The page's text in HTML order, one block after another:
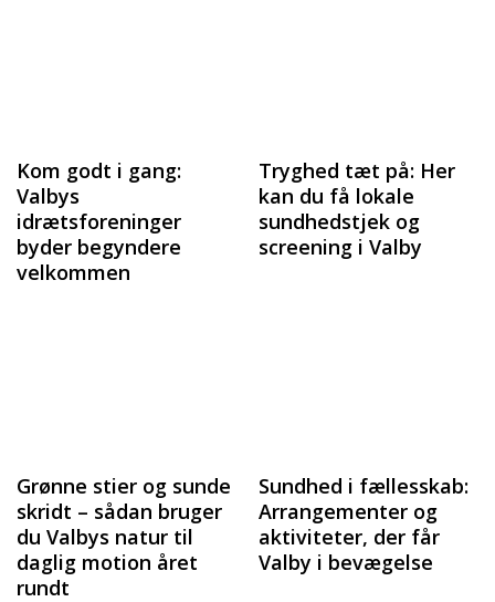
Kom godt i gang:
Valbys
idrætsforeninger
byder begyndere
velkommen
Tryghed tæt på: Her
kan du få lokale
sundhedstjek og
screening i Valby
Grønne stier og sunde
skridt – sådan bruger
du Valbys natur til
daglig motion året
rundt
Sundhed i fællesskab:
Arrangementer og
aktiviteter, der får
Valby i bevægelse